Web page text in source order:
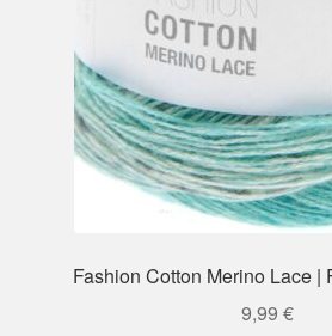
Fashion Cotton Merino Lace |
9,99 €